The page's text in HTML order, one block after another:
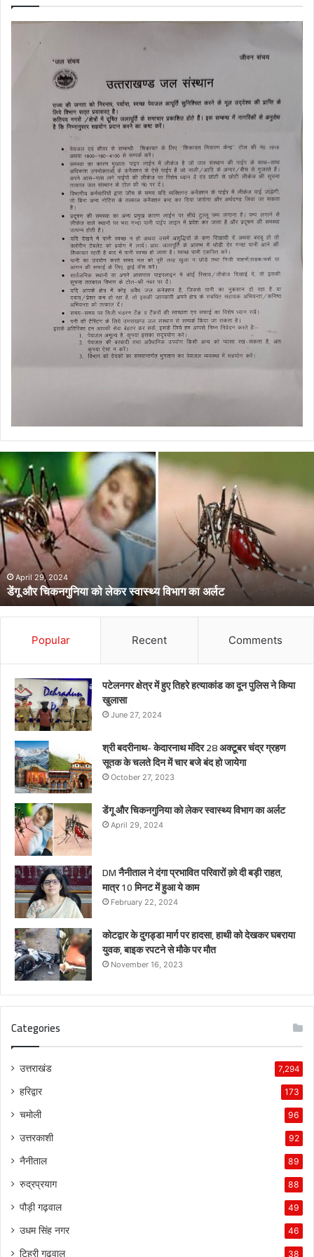
डेंगू
और
चिकनगुनिया
को
लेकर
स्वास्थ्य
विभाग
का
अर्लटApril 29, 2024
डेंगू और चिकनगुनिया को लेकर स्वास्थ्य विभाग का अर्लट
Popular Recent Comments
पटेलनगर क्षेत्र में हुए तिहरे हत्याकांड का दून पुलिस ने किया
खुलासा
June 27, 2024
श्री बदरीनाथ- केदारनाथ मंदिर 28 अक्टूबर चंद्र ग्रहण
सूतक के चलते दिन में चार बजे बंद हो जायेगा
October 27, 2023
डेंगू और चिकनगुनिया को लेकर स्वास्थ्य विभाग का अर्लट
April 29, 2024
DM नैनीताल ने दंगा प्रभावित परिवारों क़ो दी बड़ी राहत,
मात्र 10 मिनट में हुआ ये काम
February 22, 2024
कोटद्वार के दुगड्डा मार्ग पर हादसा, हाथी को देखकर घबराया
युवक, बाइक रपटने से मौके पर मौत
November 16, 2023
Categories
उत्तराखंड 7,294
हरिद्वार 173
चमोली 96
उत्तरकाशी 92
नैनीताल 89
रुद्रप्रयाग 88
पौड़ी गढ़वाल 49
उधम सिंह नगर 46
टिहरी गढ़वाल 38